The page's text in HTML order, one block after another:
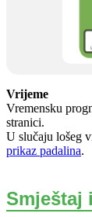
Vrijeme
Vremensku
stranici.
U slučaju lošeg
prikaz padalina.
Smještaj